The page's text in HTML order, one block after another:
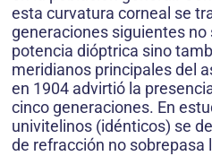
esta curvatura corneal se
generaciones siguientes
potencia dióptrica sino
meridianos principales del
en 1904 advirtió la
cinco generaciones. En
univitelinos (idénticos) se
de refracción no sobrepasa